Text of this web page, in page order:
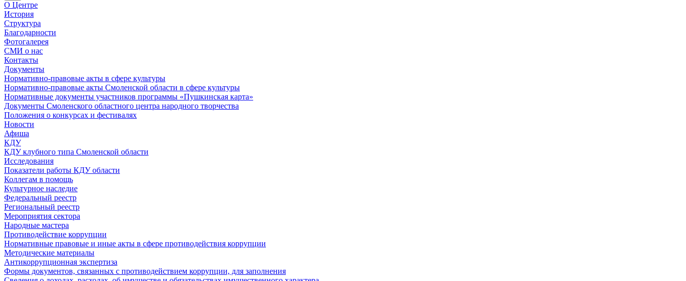
О Центре
История
Структура
Благодарности
Фотогалерея
СМИ о нас
Контакты
Документы
Нормативно-правовые акты в сфере культуры
Нормативно-правовые акты Смоленской области в сфере культуры
Нормативные документы участников программы «Пушкинская карта»
Документы Смоленского областного центра народного творчества
Положения о конкурсах и фестивалях
Новости
Афиша
КДУ
КДУ клубного типа Смоленской области
Исследования
Показатели работы КДУ области
Коллегам в помощь
Культурное наследие
Федеральный реестр
Региональный реестр
Мероприятия сектора
Народные мастера
Противодействие коррупции
Нормативные правовые и иные акты в сфере противодействия коррупции
Методические материалы
Антикоррупционная экспертиза
Формы документов, связанных с противодействием коррупции, для заполнения